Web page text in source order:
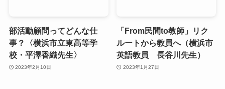
部活動顧問ってどんな仕
事？〈横浜市立東高等学
校・平澤香織先生〉
2023年2月10日
「From民間to教師」リク
ルートから教員へ（横浜市
英語教員 長谷川先生）
2023年1月27日